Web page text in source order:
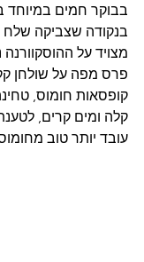
בבוקר חמים במיוחד
בנקודה שצביקה שלח
מצויד על ההוסקוורנה
פרס מפה על שולחן
קופסאות חומוס,
קלה ומים קרים,
עובד יותר טוב